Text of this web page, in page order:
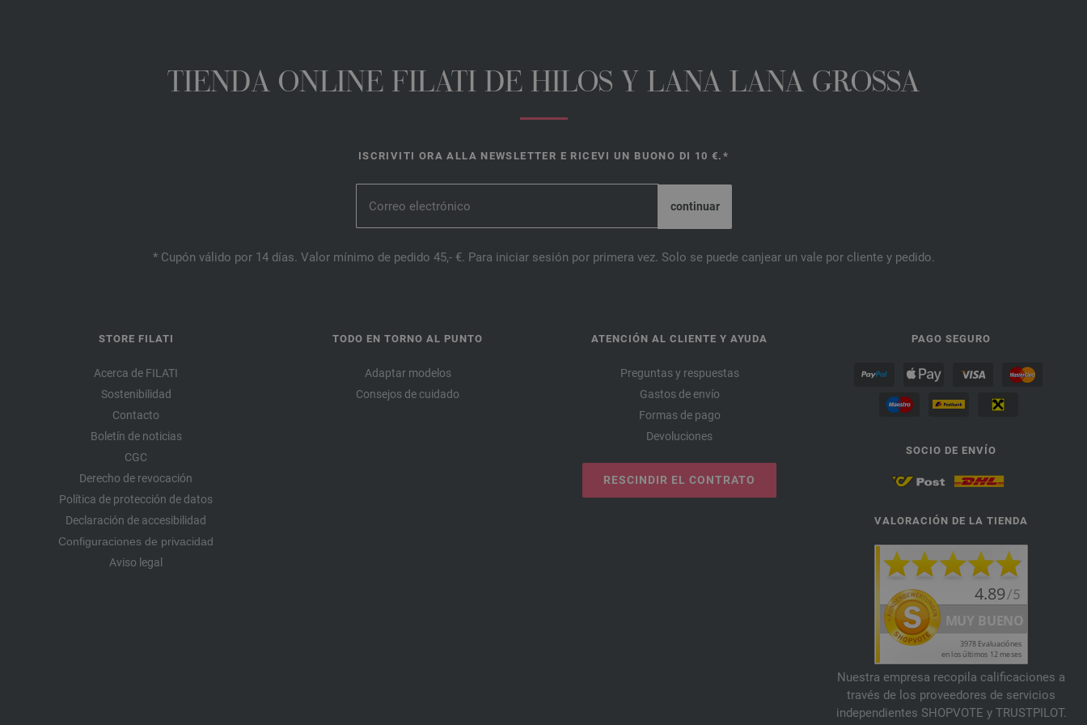
TIENDA ONLINE FILATI DE HILOS Y LANA LANA GROSSA
ISCRIVITI ORA ALLA NEWSLETTER E RICEVI UN BUONO DI 10 €.*
* Cupón válido por 14 días. Valor mínimo de pedido 45,- €. Para iniciar sesión por primera vez. Solo se puede canjear un vale por cliente y pedido.
STORE FILATI
Acerca de FILATI
Sostenibilidad
Contacto
Boletín de noticias
CGC
Derecho de revocación
Política de protección de datos
Declaración de accesibilidad
Configuraciones de privacidad
Aviso legal
TODO EN TORNO AL PUNTO
Adaptar modelos
Consejos de cuidado
ATENCIÓN AL CLIENTE Y AYUDA
Preguntas y respuestas
Gastos de envío
Formas de pago
Devoluciones
RESCINDIR EL CONTRATO
PAGO SEGURO
SOCIO DE ENVÍO
VALORACIÓN DE LA TIENDA
Nuestra empresa recopila calificaciones a
través de los proveedores de servicios
independientes SHOPVOTE y TRUSTPILOT.